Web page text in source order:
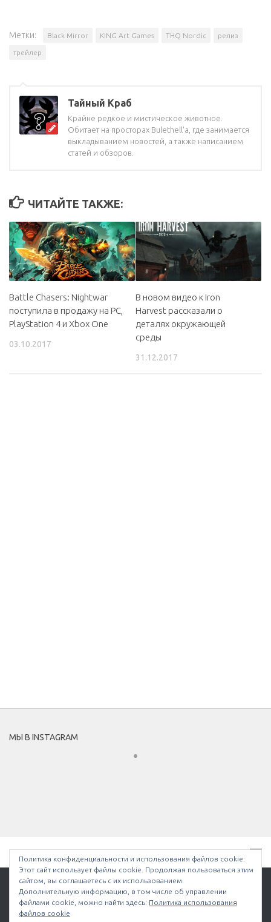
Метки: Black Mirror KING Art Games THQ Nordic релиз
трейлер
Тайный Краб
Крайне редкое и мистическое животное.
Обитает на просторах Bulethell'a, где занимается
выкладыванием новостей, а также написанием
статей и обзоров.
ЧИТАЙТЕ ТАКЖЕ:
Battle Chasers: Nightwar
поступила в продажу на PC,
PlayStation 4 и Xbox One
03.10.2017
В новом видео к Iron
Harvest рассказали о
деталях окружающей
среды
31.12.2017
МЫ В INSTAGRAM
Bullethell.ru © 2026. Все права защищены.
Политика конфиденциальности и использования файлов сookie:
Этот сайт использует файлы cookie. Продолжая пользоваться этим
сайтом, вы соглашаетесь с их использованием.
Дополнительную информацию, в том числе об управлении
файлами cookie, можно найти здесь: Политика использования
файлов cookie